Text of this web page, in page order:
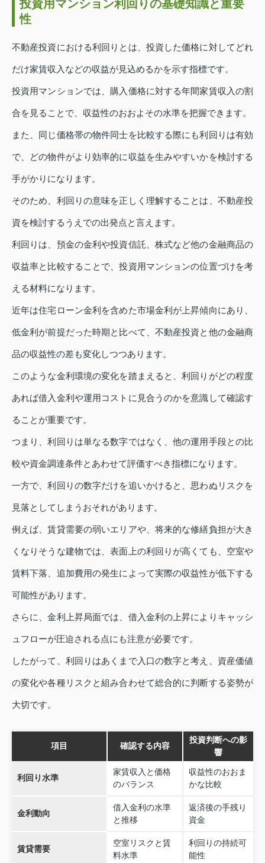
投資用マンション利回りの基礎知識と重要
性
不動産投資における利回りとは、投資した価格に対してどれ
だけ家賃収入などの収益が見込めるかを示す指標です。
投資用マンションでは、購入価格に対する年間家賃収入の割
合を見ることで、収益性のおおよその水準を把握できます。
また、同じ価格帯の物件同士を比較する際にも利回りは有効
で、どの物件がより効率的に収益を生みやすいかを検討する
手がかりになります。
そのため、利回りの意味を正しく理解することは、不動産投
資を検討するうえでの出発点と言えます。
利回りは、預金の金利や投資信託、株式など他の金融商品の
収益率と比較することで、投資用マンションの位置づけを考
える材料になります。
近年は住宅ローン金利を含めた市場金利が上昇傾向にあり、
低金利が前提だった時期と比べて、不動産投資と他の金融商
品の収益性の差も変化しつつあります。
このような金利環境の変化を踏まえると、利回りがどの程度
あれば借入金利や運用コストに見合うのかを意識して確認す
ることが重要です。
つまり、利回りは単なる数字ではなく、他の運用手段との比
較や資金調達条件とあわせて評価すべき指標になります。
一方で、利回りの数字だけを追いかけると、思わぬリスクを
見落としてしまうおそれがあります。
例えば、賃貸需要の弱いエリアや、将来的な修繕負担が大き
くなりそうな建物では、表面上の利回りが高くても、空室や
賃料下落、追加費用の発生によって実際の収益性が低下する
可能性があります。
さらに、金利上昇局面では、借入金利の上昇によりキャッシ
ュフローが圧迫される点にも注意が必要です。
したがって、利回りはあくまで入口の数字と考え、資産価値
の変化や各種リスクと組み合わせて総合的に判断する姿勢が
大切です。
項目 確認する内容
投資判断への影
響
利回り水準
家賃収入と価格
のバランス
収益性のおおま
かな比較
金利動向
借入金利の水準
と推移
返済後の手残り
資金
賃貸需要
空室リスクと賃
料水準
利回りの持続可
能性